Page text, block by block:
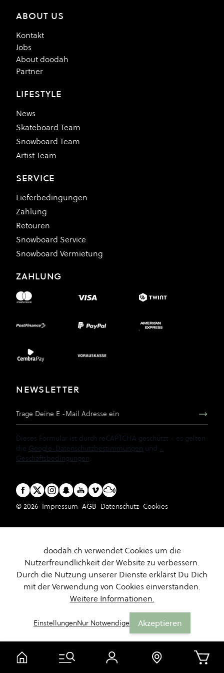
ABOUT US
Kontakt
Jobs
About doodah
Partner
LIFESTYLE
News
Skateboard Team
Snowboard Team
Artist Team
SERVICE
Lieferbedingungen
Zahlung
Retouren
Snowboard Service
Snowboard Vermietung
ZAHLUNG
NEWSLETTER
Dieses Formular ist durch reCAPTCHA geschützt - es gelten
die Google-Datenschutzbestimmungen und -
Geschäftsbedingungen.
© 2026 Impressum AGB Datenschutz Cookies
doodah.ch verwendet Cookies um die
Nutzerfreundlichkeit der Website zu verbessern.
Durch die Nutzung unserer Dienste erklärst Du Dich
mit der Verwendung von Cookies einverstanden.
Weitere Informationen.
EinstellungenNur Notwendige Akzeptieren